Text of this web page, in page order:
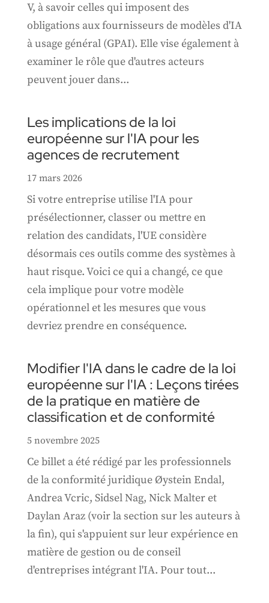
V, à savoir celles qui imposent des
obligations aux fournisseurs de modèles d'IA
à usage général (GPAI). Elle vise également à
examiner le rôle que d'autres acteurs
peuvent jouer dans...
Les implications de la loi
européenne sur l'IA pour les
agences de recrutement
17 mars 2026
Si votre entreprise utilise l'IA pour
présélectionner, classer ou mettre en
relation des candidats, l'UE considère
désormais ces outils comme des systèmes à
haut risque. Voici ce qui a changé, ce que
cela implique pour votre modèle
opérationnel et les mesures que vous
devriez prendre en conséquence.
Modifier l'IA dans le cadre de la loi
européenne sur l'IA : Leçons tirées
de la pratique en matière de
classification et de conformité
5 novembre 2025
Ce billet a été rédigé par les professionnels
de la conformité juridique Øystein Endal,
Andrea Vcric, Sidsel Nag, Nick Malter et
Daylan Araz (voir la section sur les auteurs à
la fin), qui s'appuient sur leur expérience en
matière de gestion ou de conseil
d'entreprises intégrant l'IA. Pour tout...